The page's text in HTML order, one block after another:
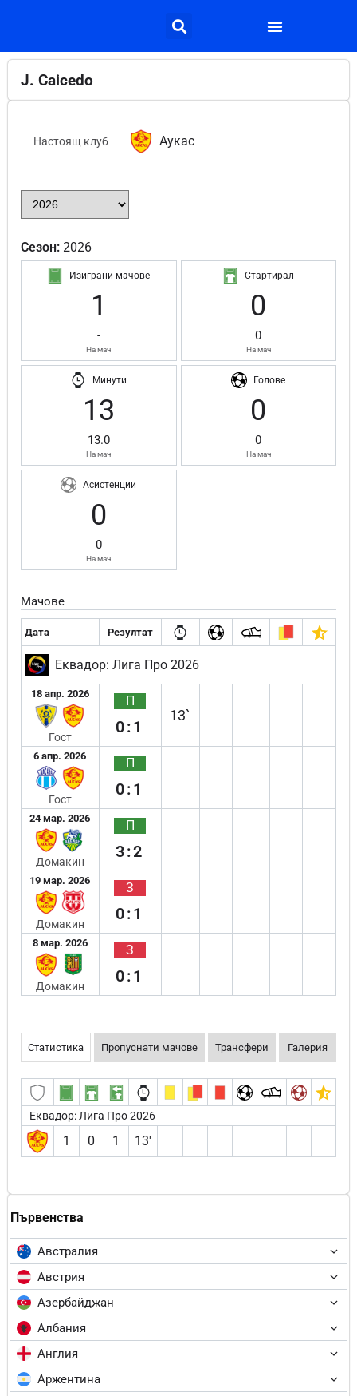
Първенства
Австралия
Австрия
Азербайджан
Албания
Англия
Аржентина
J. Caicedo
Настоящ клуб Аукас
Сезон: 2026
Изиграни мачове
1
-
На мач
Стартирал
0
0
На мач
Минути
13
13.0
На мач
Голове
0
0
На мач
Асистенции
0
0
На мач
Мачове
Дата Резултат
Еквадор: Лига Про 2026
18 апр. 2026
Гост
П
0:1
13`
6 апр. 2026
Гост
П
0:1
24 мар. 2026
Домакин
П
3:2
19 мар. 2026
Домакин
З
0:1
8 мар. 2026
Домакин
З
0:1
Статистика Пропуснати мачове Трансфери Галерия
Еквадор: Лига Про 2026
1 0 1 13′